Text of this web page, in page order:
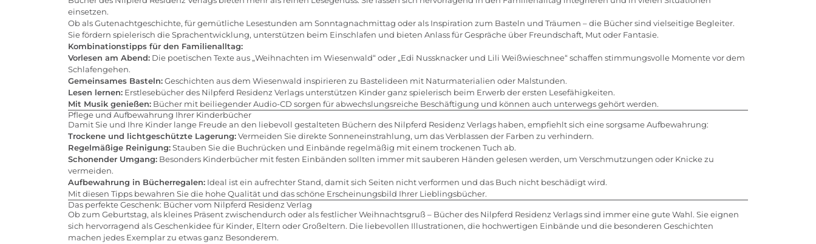
einsetzen.
Ob als Gutenachtgeschichte, für gemütliche Lesestunden am Sonntagnachmittag oder als Inspiration zum Basteln und Träumen – die Bücher sind vielseitige Begleiter.
Sie fördern spielerisch die Sprachentwicklung, unterstützen beim Einschlafen und bieten Anlass für Gespräche über Freundschaft, Mut oder Fantasie.
Kombinationstipps für den Familienalltag:
Vorlesen am Abend: Die poetischen Texte aus „Weihnachten im Wiesenwald“ oder „Edi Nussknacker und Lili Weißwieschnee“ schaffen stimmungsvolle Momente vor dem
Schlafengehen.
Gemeinsames Basteln:Geschichten aus dem Wiesenwald inspirieren zu Bastelideen mit Naturmaterialien oder Malstunden.
Lesen lernen: Erstlesebücher des Nilpferd Residenz Verlags unterstützen Kinder ganz spielerisch beim Erwerb der ersten Lesefähigkeiten.
Mit Musik genießen: Bücher mit beiliegender Audio-CD sorgen für abwechslungsreiche Beschäftigung und können auch unterwegs gehört werden.
Pflege und Aufbewahrung Ihrer Kinderbücher
Damit Sie und Ihre Kinder lange Freude an den liebevoll gestalteten Büchern des Nilpferd Residenz Verlags haben, empfiehlt sich eine sorgsame Aufbewahrung:
Trockene und lichtgeschützte Lagerung:Vermeiden Sie direkte Sonneneinstrahlung, um das Verblassen der Farben zu verhindern.
Regelmäßige Reinigung:Stauben Sie die Buchrücken und Einbände regelmäßig mit einem trockenen Tuch ab.
Schonender Umgang: Besonders Kinderbücher mit festen Einbänden sollten immer mit sauberen Händen gelesen werden, um Verschmutzungen oder Knicke zu
vermeiden.
Aufbewahrung in Bücherregalen: Ideal ist ein aufrechter Stand, damit sich Seiten nicht verformen und das Buch nicht beschädigt wird.
Mit diesen Tipps bewahren Sie die hohe Qualität und das schöne Erscheinungsbild Ihrer Lieblingsbücher.
Das perfekte Geschenk: Bücher vom Nilpferd Residenz Verlag
Ob zum Geburtstag, als kleines Präsent zwischendurch oder als festlicher Weihnachtsgruß – Bücher des Nilpferd Residenz Verlags sind immer eine gute Wahl. Sie eignen
sich hervorragend als Geschenkidee für Kinder, Eltern oder Großeltern. Die liebevollen Illustrationen, die hochwertigen Einbände und die besonderen Geschichten
machen jedes Exemplar zu etwas ganz Besonderem.